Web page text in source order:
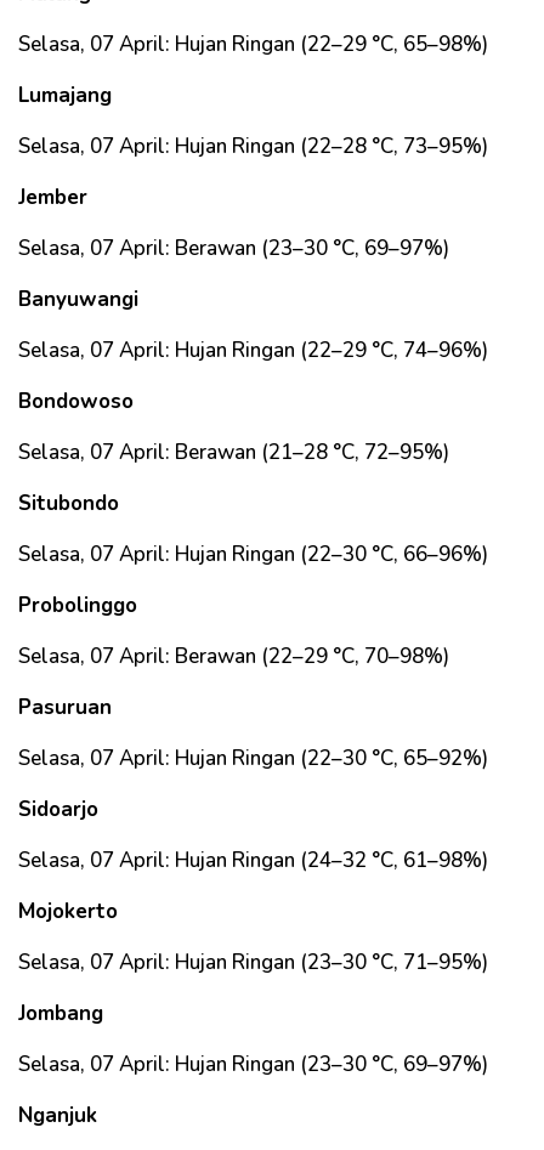
Selasa, 07 April: Hujan Ringan (22–29 °C, 65–98%)
Lumajang
Selasa, 07 April: Hujan Ringan (22–28 °C, 73–95%)
Jember
Selasa, 07 April: Berawan (23–30 °C, 69–97%)
Banyuwangi
Selasa, 07 April: Hujan Ringan (22–29 °C, 74–96%)
Bondowoso
Selasa, 07 April: Berawan (21–28 °C, 72–95%)
Situbondo
Selasa, 07 April: Hujan Ringan (22–30 °C, 66–96%)
Probolinggo
Selasa, 07 April: Berawan (22–29 °C, 70–98%)
Pasuruan
Selasa, 07 April: Hujan Ringan (22–30 °C, 65–92%)
Sidoarjo
Selasa, 07 April: Hujan Ringan (24–32 °C, 61–98%)
Mojokerto
Selasa, 07 April: Hujan Ringan (23–30 °C, 71–95%)
Jombang
Selasa, 07 April: Hujan Ringan (23–30 °C, 69–97%)
Nganjuk